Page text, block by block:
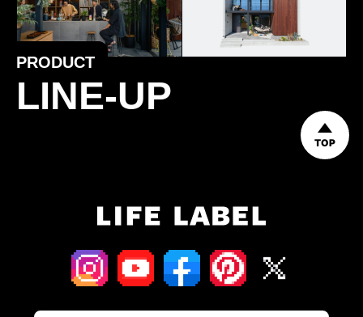
PRODUCT
LINE-UP
TOP